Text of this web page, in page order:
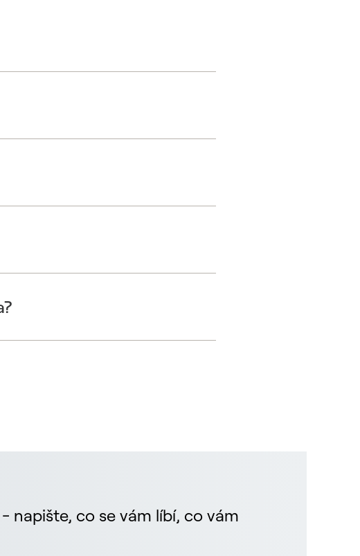
napište, co se vám líbí, co vám